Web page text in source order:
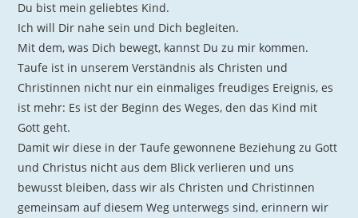
Du bist mein geliebtes Kind.
Ich will Dir nahe sein und Dich begleiten.
Mit dem, was Dich bewegt, kannst Du zu mir kommen.
Taufe ist in unserem Verständnis als Christen und
Christinnen nicht nur ein einmaliges freudiges Ereignis, es
ist mehr: Es ist der Beginn des Weges, den das Kind mit
Gott geht.
Damit wir diese in der Taufe gewonnene Beziehung zu Gott
und Christus nicht aus dem Blick verlieren und uns
bewusst bleiben, dass wir als Christen und Christinnen
gemeinsam auf diesem Weg unterwegs sind, erinnern wir